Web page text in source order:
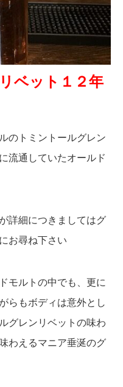
ベット１２年
のトミントールグレン
流通していたオールド
詳細につきましてはグ
お尋ね下さい
モルトの中でも、更に
らもボディは意外とし
グレンリベットの味わ
わえるマニア垂涎のグ